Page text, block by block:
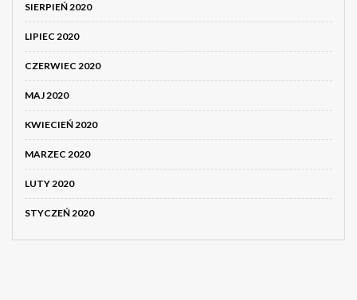
SIERPIEŃ 2020
LIPIEC 2020
CZERWIEC 2020
MAJ 2020
KWIECIEŃ 2020
MARZEC 2020
LUTY 2020
STYCZEŃ 2020